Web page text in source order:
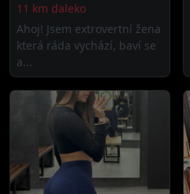
11 km daleko
Ahoj! Jsem extrovertní žena
která ráda vychází, baví se
a...